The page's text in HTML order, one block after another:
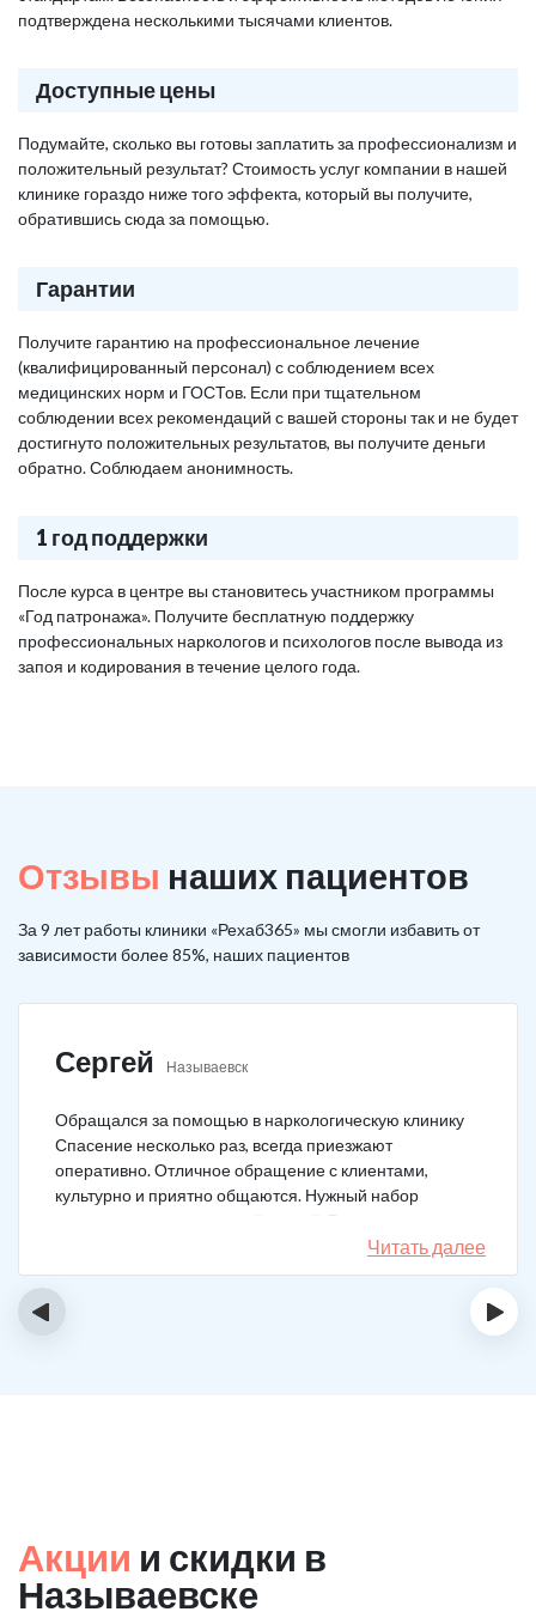
подтверждена несколькими тысячами клиентов.
Доступные цены
Подумайте, сколько вы готовы заплатить за профессионализм и
положительный результат? Стоимость услуг компании в нашей
клинике гораздо ниже того эффекта, который вы получите,
обратившись сюда за помощью.
Гарантии
Получите гарантию на профессиональное лечение
(квалифицированный персонал) с соблюдением всех
медицинских норм и ГОСТов. Если при тщательном
соблюдении всех рекомендаций с вашей стороны так и не будет
достигнуто положительных результатов, вы получите деньги
обратно. Соблюдаем анонимность.
1 год поддержки
После курса в центре вы становитесь участником программы
«Год патронажа». Получите бесплатную поддержку
профессиональных наркологов и психологов после вывода из
запоя и кодирования в течение целого года.
Отзывы наших пациентов
За 9 лет работы клиники «Рехаб365» мы смогли избавить от
зависимости более 85%, наших пациентов
Сергей Называевск
Обращался за помощью в наркологическую клинику
Спасение несколько раз, всегда приезжают
оперативно. Отличное обращение с клиентами,
культурно и приятно общаются. Нужный набор
медикаментов под каждый случай. Разное состояние,
Читать далее
‹ ›
Акции и скидки в
Называевске